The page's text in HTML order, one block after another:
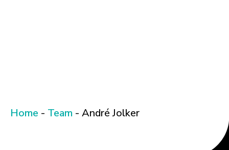
Home - Team - André Jolker